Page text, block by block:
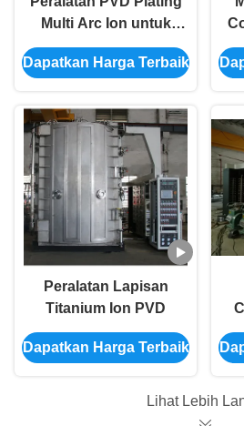
Multi Arc Ion untuk
Kasus Jam Tangan
dan Band
Dapatkan Harga Terbaik
Peralatan Lapisan
Titanium Ion PVD
Dapatkan Harga Terbaik
Lihat Lebih